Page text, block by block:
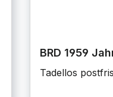
BRD 1959
Tadellos